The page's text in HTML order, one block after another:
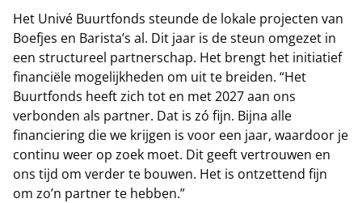
Het Univé Buurtfonds steunde de lokale projecten van
Boefjes en Barista’s al. Dit jaar is de steun omgezet in
een structureel partnerschap. Het brengt het initiatief
financiële mogelijkheden om uit te breiden. “Het
Buurtfonds heeft zich tot en met 2027 aan ons
verbonden als partner. Dat is zó fijn. Bijna alle
financiering die we krijgen is voor een jaar, waardoor je
continu weer op zoek moet. Dit geeft vertrouwen en
ons tijd om verder te bouwen. Het is ontzettend fijn
om zo’n partner te hebben.”